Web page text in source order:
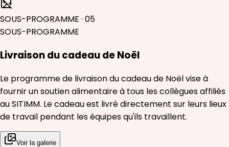
SOUS-PROGRAMME · 05
SOUS-PROGRAMME
Livraison du cadeau de Noël
Le programme de livraison du cadeau de Noël vise à
fournir un soutien alimentaire à tous les collègues affiliés
au SITIMM. Le cadeau est livré directement sur leurs lieux
de travail pendant les équipes qu'ils travaillent.
Voir la galerie